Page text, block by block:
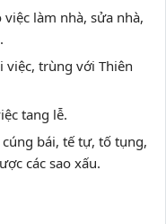
làm nhà, sửa nhà,
việc, trùng với Thiên
tang lễ.
cúng bái, tế tự, tố tụng,
các sao xấu.